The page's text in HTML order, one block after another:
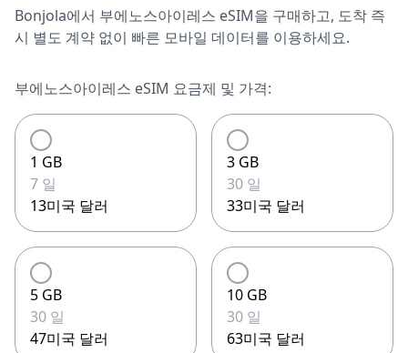
Bonjola에서 부에노스아이레스 eSIM을 구매하고, 도착 즉
시 별도 계약 없이 빠른 모바일 데이터를 이용하세요.
부에노스아이레스 eSIM 요금제 및 가격:
1 GB
7 일
13미국 달러
3 GB
30 일
33미국 달러
5 GB
30 일
47미국 달러
10 GB
30 일
63미국 달러